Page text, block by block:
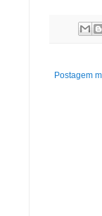
Postagem